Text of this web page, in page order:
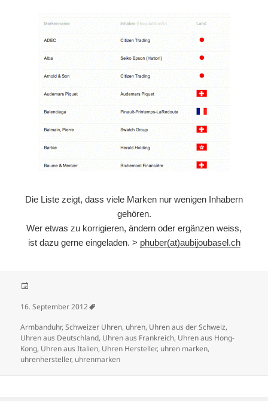
Die Liste zeigt, dass viele Marken nur wenigen Inhabern
gehören.
Wer etwas zu korrigieren, ändern oder ergänzen weiss,
ist dazu gerne eingeladen. > phuber(at)aubijoubasel.ch
16. September 2012
Armbanduhr,Schweizer Uhren, uhren, Uhren aus der Schweiz,
Uhren aus Deutschland, Uhren aus Frankreich, Uhren aus Hong-
Kong, Uhren aus Italien, Uhren Hersteller, uhren marken,
uhrenhersteller, uhrenmarken